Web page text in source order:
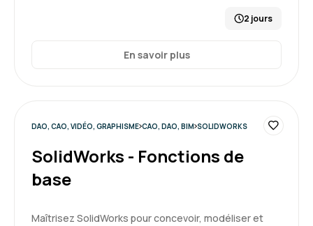
2 jours
En savoir plus
DAO, CAO, VIDÉO, GRAPHISME CAO, DAO, BIM SOLIDWORKS
SolidWorks - Fonctions de
base
Maîtrisez SolidWorks pour concevoir, modéliser et